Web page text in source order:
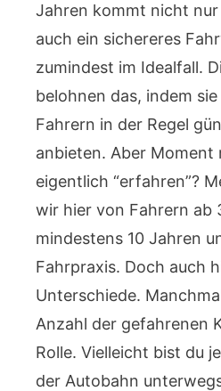
Jahren kommt nicht nur
auch ein sichereres
zumindest im Idealfall.
belohnen das, indem
Fahrern in der Regel
anbieten. Aber Moment
eigentlich “erfahren”?
wir hier von Fahrern ab
mindestens 10 Jahren
Fahrpraxis. Doch auch
Unterschiede.
Anzahl der gefahrenen
Rolle. Vielleicht bist du
der Autobahn